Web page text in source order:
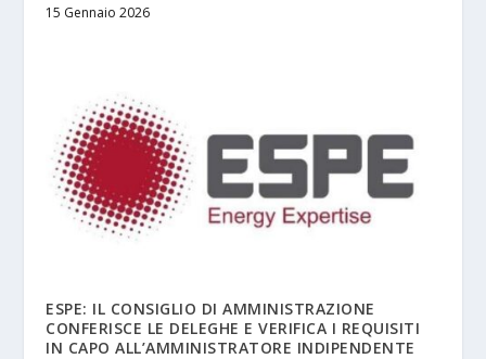
15 Gennaio 2026
ESPE: IL CONSIGLIO DI AMMINISTRAZIONE
CONFERISCE LE DELEGHE E VERIFICA I REQUISITI
IN CAPO ALL’AMMINISTRATORE INDIPENDENTE